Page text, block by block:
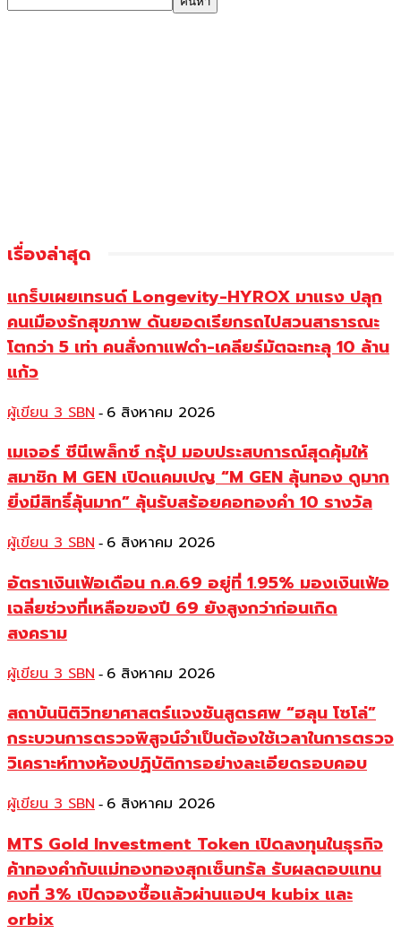
เรื่องล่าสุด
แกร็บเผยเทรนด์ Longevity-HYROX มาแรง ปลุก
คนเมืองรักสุขภาพ ดันยอดเรียกรถไปสวนสาธารณะ
โตกว่า 5 เท่า คนสั่งกาแฟดำ-เคลียร์มัตฉะทะลุ 10 ล้าน
แก้ว
ผู้เขียน 3 SBN - 6 สิงหาคม 2026
เมเจอร์ ซีนีเพล็กซ์ กรุ้ป มอบประสบการณ์สุดคุ้มให้
สมาชิก M GEN เปิดแคมเปญ “M GEN ลุ้นทอง ดูมาก
ยิ่งมีสิทธิ์ลุ้นมาก” ลุ้นรับสร้อยคอทองคำ 10 รางวัล
ผู้เขียน 3 SBN - 6 สิงหาคม 2026
อัตราเงินเฟ้อเดือน ก.ค.69 อยู่ที่ 1.95% มองเงินเฟ้อ
เฉลี่ยช่วงที่เหลือของปี 69 ยังสูงกว่าก่อนเกิด
สงคราม
ผู้เขียน 3 SBN - 6 สิงหาคม 2026
สถาบันนิติวิทยาศาสตร์แจงชันสูตรศพ “ฮลุน โซโล่”
กระบวนการตรวจพิสูจน์จำเป็นต้องใช้เวลาในการตรวจ
วิเคราะห์ทางห้องปฏิบัติการอย่างละเอียดรอบคอบ
ผู้เขียน 3 SBN - 6 สิงหาคม 2026
MTS Gold Investment Token เปิดลงทุนในธุรกิจ
ค้าทองคำกับแม่ทองทองสุกเซ็นทรัล รับผลตอบแทน
คงที่ 3% เปิดจองซื้อแล้วผ่านแอปฯ kubix และ
orbix